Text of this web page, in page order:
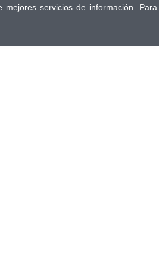
servicios de información. Para